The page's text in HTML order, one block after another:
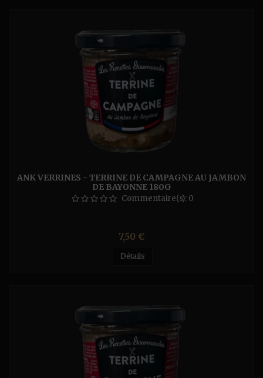
ANK VERRINES - TERRINE DE CAMPAGNE AU JAMBON
DE BAYONNE 180G
Commentaire(s): 0
Prix
7,50 €
Détails